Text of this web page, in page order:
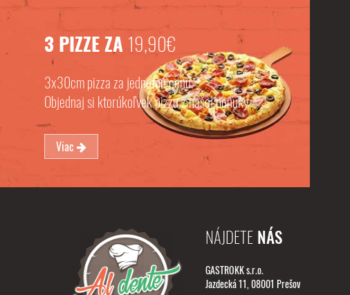
3 PIZZE ZA 19,90€
3x30cm pizza za jednotnú cenu.
Objednaj si ktorúkoľvek pizzu z našej ponuky
Viac
NÁJDETE NÁS
GASTROKK s.r.o.
Jazdecká 11, 08001 Prešov